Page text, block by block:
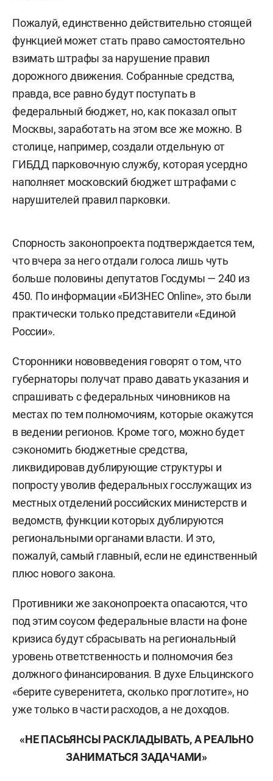
Пожалуй, единственно действительно стоящей
функцией может стать право самостоятельно
взимать штрафы за нарушение правил
дорожного движения. Собранные средства,
правда, все равно будут поступать в
федеральный бюджет, но, как показал опыт
Москвы, заработать на этом все же можно. В
столице, например, создали отдельную от
ГИБДД парковочную службу, которая усердно
наполняет московский бюджет штрафами с
нарушителей правил парковки.
Спорность законопроекта подтверждается тем,
что вчера за него отдали голоса лишь чуть
больше половины депутатов Госдумы — 240 из
450. По информации «БИЗНЕС Online», это были
практически только представители «Единой
России».
Сторонники нововведения говорят о том, что
губернаторы получат право давать указания и
спрашивать с федеральных чиновников на
местах по тем полномочиям, которые окажутся
в ведении регионов. Кроме того, можно будет
сэкономить бюджетные средства,
ликвидировав дублирующие структуры и
попросту уволив федеральных госслужащих из
местных отделений российских министерств и
ведомств, функции которых дублируются
региональными органами власти. И это,
пожалуй, самый главный, если не единственный
плюс нового закона.
Противники же законопроекта опасаются, что
под этим соусом федеральные власти на фоне
кризиса будут сбрасывать на региональный
уровень ответственность и полномочия без
должного финансирования. В духе Ельцинского
«берите суверенитета, сколько проглотите», но
уже только в части расходов, а не доходов.
«НЕ ПАСЬЯНСЫ РАСКЛАДЫВАТЬ, А РЕАЛЬНО
ЗАНИМАТЬСЯ ЗАДАЧАМИ»